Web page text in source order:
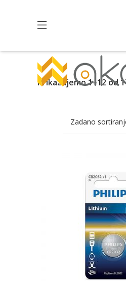
Prikazujemo 1–12 od
Zadano
DODAJ U